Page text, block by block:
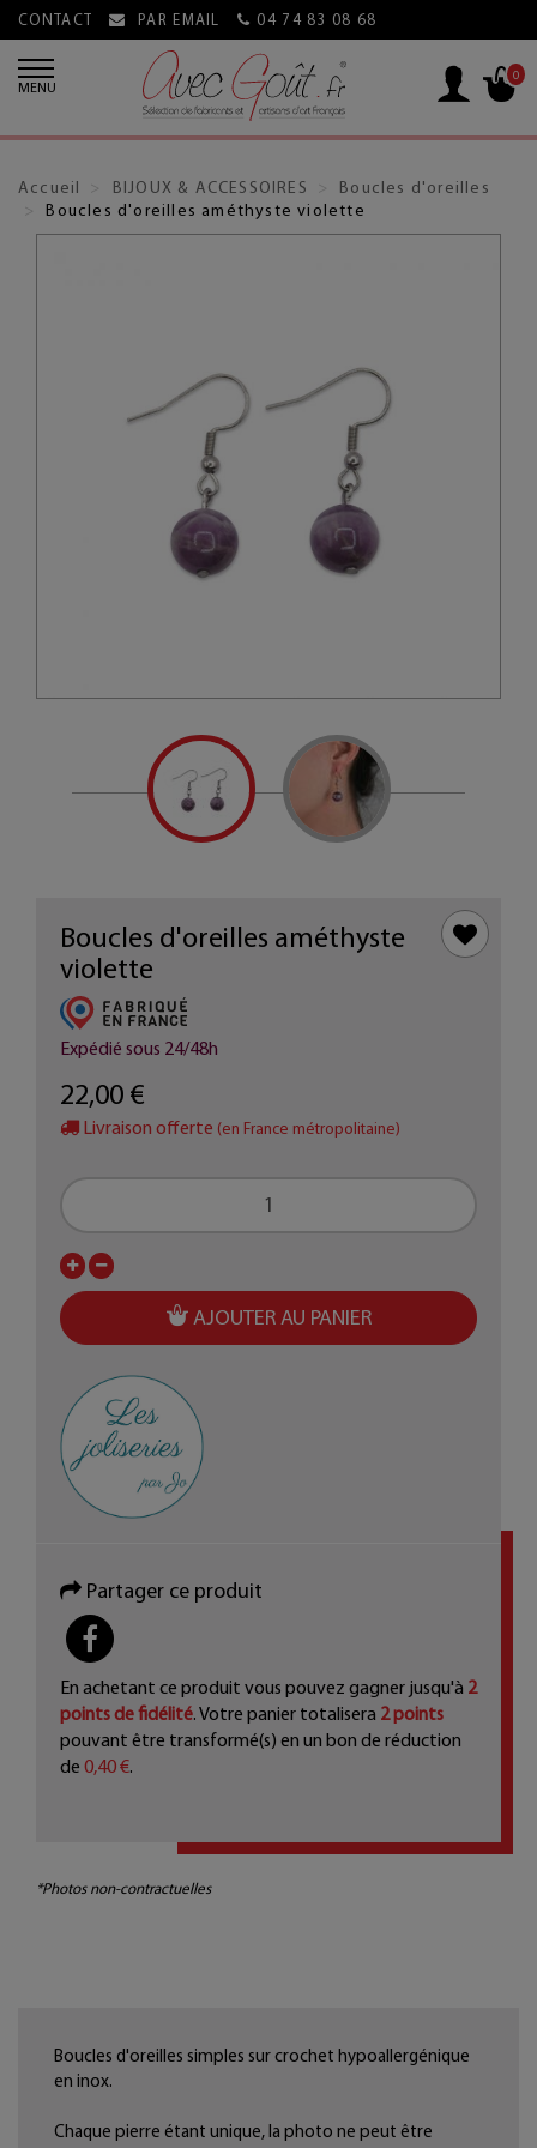
CONTACT PAR EMAIL 04 74 83 08 68
MENU
0
Accueil BIJOUX & ACCESSOIRES
Boucles d'oreilles
Boucles d'oreilles améthyste violette
Boucles d'oreilles améthyste
violette
Expédié sous 24/48h
22,00 €
Livraison offerte (en France métropolitaine)
AJOUTER AU PANIER
Partager ce produit
PARTAGER
En achetant ce produit vous pouvez gagner jusqu'à 2
points de fidélité. Votre panier totalisera 2points
pouvant être transformé(s) en un bon de réduction
de 0,40 €.
*Photos non-contractuelles
Boucles d'oreilles simples sur crochet hypoallergénique
en inox.
Chaque pierre étant unique, la photo ne peut être